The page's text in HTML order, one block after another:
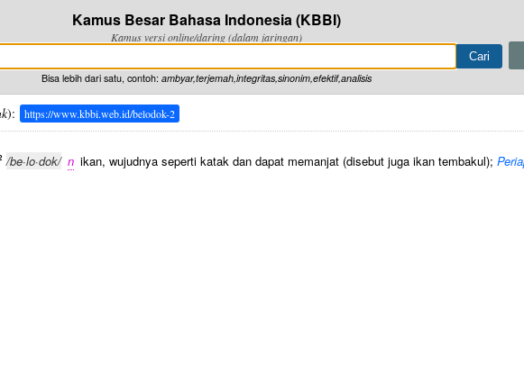
Kamus Besar Bahasa Indonesia (KBBI)
Kamus versi online/daring (dalam jaringan)
Bisa lebih dari satu, contoh: ambyar,terjemah,integritas,sinonim,efektif,analisis
): https://www.kbbi.web.id/belodok-2
/be·lo·dok/ n ikan, wujudnya seperti katak dan dapat memanjat (disebut juga ikan tembakul);